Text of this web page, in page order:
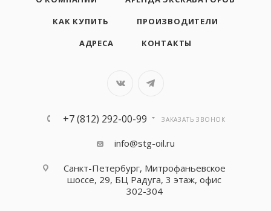
КАК КУПИТЬ
ПРОИЗВОДИТЕЛИ
АДРЕСА
КОНТАКТЫ
+7 (812) 292-00-99 ЗАКАЗАТЬ ЗВОНОК
info@stg-oil.ru
Санкт-Петербург, Митрофаньевское
шоссе, 29, БЦ Радуга, 3 этаж, офис
302-304